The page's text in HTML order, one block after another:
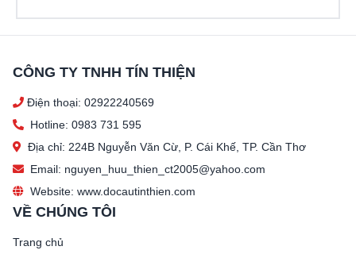
CÔNG TY TNHH TÍN THIỆN
Điện thoại: 02922240569
Hotline: 0983 731 595
Địa chỉ: 224B Nguyễn Văn Cừ, P. Cái Khế, TP. Cần Thơ
Email: nguyen_huu_thien_ct2005@yahoo.com
Website: www.docautinthien.com
VỀ CHÚNG TÔI
Trang chủ